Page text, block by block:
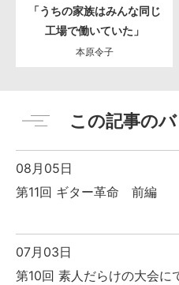
「うちの家族はみんな同じ
工場で働いていた」
本原令子
この記事の
08月05日
第11回 ギター革命 前編
07月03日
第10回 素人だらけの大会に